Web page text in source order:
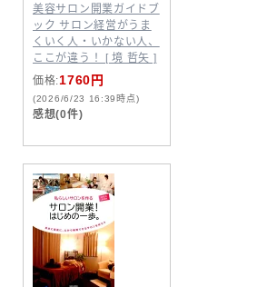
美容サロン開業ガイドブ
ック サロン経営がうま
くいく人・いかない人、
ここが違う！ [ 境 哲矢 ]
価格:1760円
(2026/6/23 16:39時点)
感想(0件)